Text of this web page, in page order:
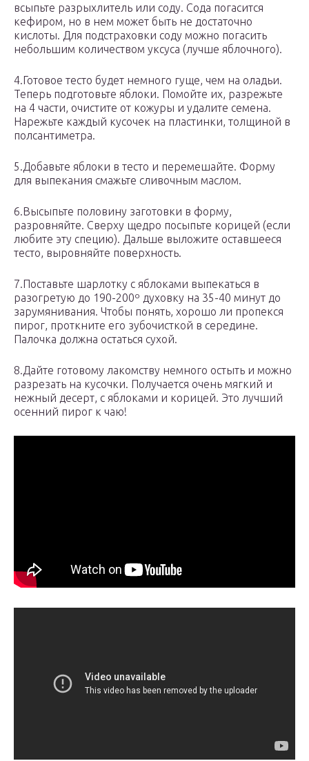
всыпьте разрыхлитель или соду. Сода погасится
кефиром, но в нем может быть не достаточно
кислоты. Для подстраховки соду можно погасить
небольшим количеством уксуса (лучше яблочного).
4.Готовое тесто будет немного гуще, чем на оладьи.
Теперь подготовьте яблоки. Помойте их, разрежьте
на 4 части, очистите от кожуры и удалите семена.
Нарежьте каждый кусочек на пластинки, толщиной в
полсантиметра.
5.Добавьте яблоки в тесто и перемешайте. Форму
для выпекания смажьте сливочным маслом.
6.Высыпьте половину заготовки в форму,
разровняйте. Сверху щедро посыпьте корицей (если
любите эту специю). Дальше выложите оставшееся
тесто, выровняйте поверхность.
7.Поставьте шарлотку с яблоками выпекаться в
разогретую до 190-200º духовку на 35-40 минут до
зарумянивания. Чтобы понять, хорошо ли пропекся
пирог, проткните его зубочисткой в середине.
Палочка должна остаться сухой.
8.Дайте готовому лакомству немного остыть и можно
разрезать на кусочки. Получается очень мягкий и
нежный десерт, с яблоками и корицей. Это лучший
осенний пирог к чаю!